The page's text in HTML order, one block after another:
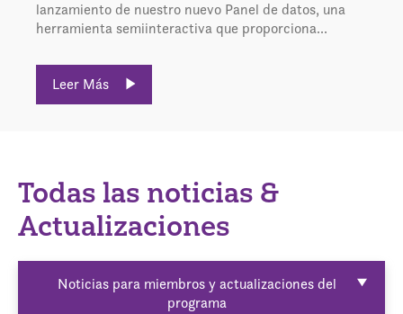
lanzamiento de nuestro nuevo Panel de datos, una
herramienta semiinteractiva que proporciona...
Leer Más
Todas las noticias &
Actualizaciones
Noticias para miembros y actualizaciones del
programa